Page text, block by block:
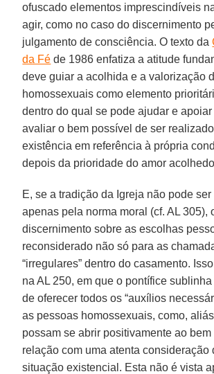
ofuscado elementos imprescindíveis
agir, como no caso do discernimento
julgamento de consciência. O texto da
da Fé de 1986 enfatiza a atitude
deve guiar a acolhida e a valorização
homossexuais como elemento
dentro do qual se pode ajudar e
avaliar o bem possível de ser
existência em referência à própria
depois da prioridade do amor
E, se a tradição da Igreja não pode
apenas pela norma moral (cf. AL 305),
discernimento sobre as escolhas
reconsiderado não só para as
“irregulares” dentro do casamento.
na AL 250, em que o pontífice
de oferecer todos os “auxílios
as pessoas homossexuais, como,
possam se abrir positivamente ao
relação com uma atenta consideração
situação existencial. Esta não é vista